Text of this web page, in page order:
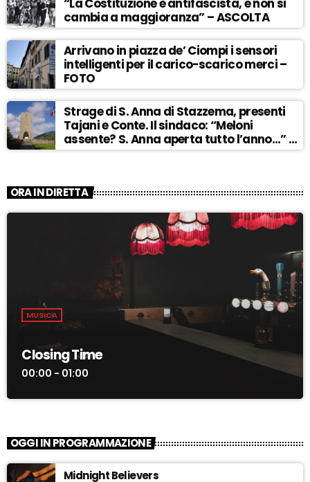
“La Costituzione è antifascista, e non si
cambia a maggioranza” – ASCOLTA
Arrivano in piazza de’ Ciompi i sensori
intelligenti per il carico-scarico merci –
FOTO
Strage di S. Anna di Stazzema, presenti
Tajani e Conte. Il sindaco: “Meloni
assente? S. Anna aperta tutto l’anno…” –
ASCOLTA
ORA IN DIRETTA
MUSICA
Closing Time
00:00 - 01:00
OGGI IN PROGRAMMAZIONE
Midnight Believers